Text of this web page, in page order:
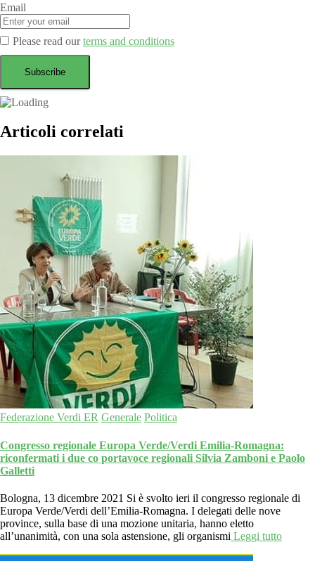
Email
Please read ourterms and conditions
Articoli correlati
Federazione Verdi ER Generale Politica
Congresso regionale Europa Verde/Verdi Emilia-Romagna:
riconfermati i due co portavoce regionali Silvia Zamboni e Paolo
Galletti
Bologna, 13 dicembre 2021 Si è svolto ieri il congresso regionale di
Europa Verde/Verdi dell’Emilia-Romagna. I delegati delle nove
province, sulla base di una mozione unitaria, hanno eletto
all’unanimità, con una sola astensione, gli organismi Leggi tutto